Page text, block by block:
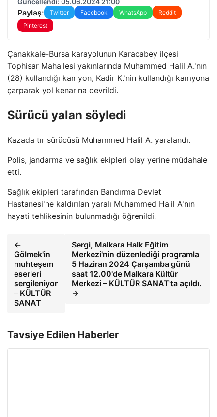
Güncellendi: 05.06.2024 21:00
Paylaş: Twitter Facebook WhatsApp
Reddit
Pinterest
Çanakkale-Bursa karayolunun Karacabey ilçesi
Tophisar Mahallesi yakınlarında Muhammed Halil A.'nın
(28) kullandığı kamyon, Kadir K.'nin kullandığı kamyona
çarparak yol kenarına devrildi.
Sürücü yalan söyledi
Kazada tır sürücüsü Muhammed Halil A. yaralandı.
Polis, jandarma ve sağlık ekipleri olay yerine müdahale
etti.
Sağlık ekipleri tarafından Bandırma Devlet
Hastanesi'ne kaldırılan yaralı Muhammed Halil A'nın
hayati tehlikesinin bulunmadığı öğrenildi.
←
Gölmek'in
muhteşem
eserleri
sergileniyor
– KÜLTÜR
SANAT
Sergi, Malkara Halk Eğitim
Merkezi'nin düzenlediği programla
5 Haziran 2024 Çarşamba günü
saat 12.00'de Malkara Kültür
Merkezi – KÜLTÜR SANAT'ta açıldı.
→
Tavsiye Edilen Haberler